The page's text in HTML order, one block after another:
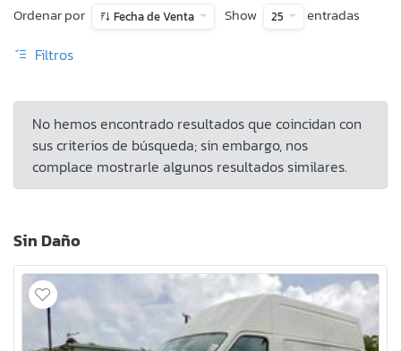
Ordenar por
Fecha de Venta Show 25 entradas
Filtros
No hemos encontrado resultados que coincidan con
sus criterios de búsqueda; sin embargo, nos
complace mostrarle algunos resultados similares.
Sin Daño